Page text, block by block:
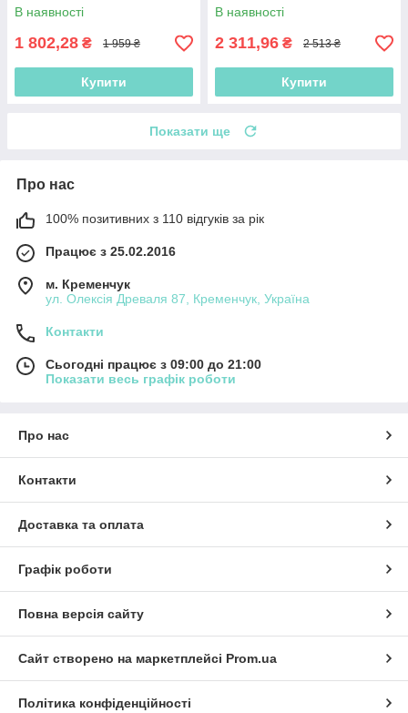
Поличка для футболіста.
Дипломниця
В наявності
1 802,28 ₴ 1 959 ₴
Купити
Поличка для футболіста.
Дипломниця
В наявності
2 311,96 ₴ 2 513 ₴
Купити
Показати ще
Про нас
100% позитивних з 110 відгуків за рік
Працює з 25.02.2016
м. Кременчук
ул. Олексія Древаля 87, Кременчук, Україна
Контакти
Сьогодні працює з 09:00 до 21:00
Показати весь графік роботи
Про нас
Контакти
Доставка та оплата
Графік роботи
Повна версія сайту
Сайт створено на маркетплейсі Prom.ua
Політика конфіденційності